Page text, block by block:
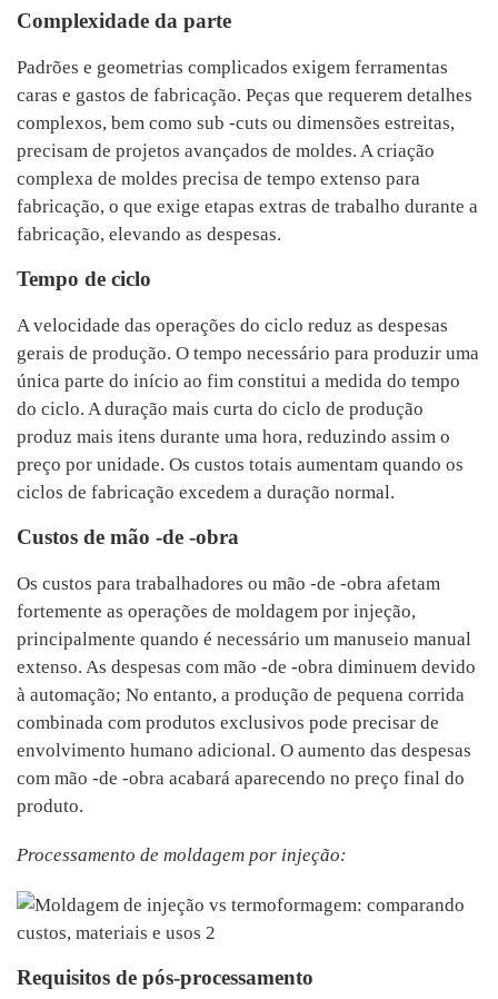
Complexidade da parte
Padrões e geometrias complicados exigem ferramentas
caras e gastos de fabricação. Peças que requerem detalhes
complexos, bem como sub -cuts ou dimensões estreitas,
precisam de projetos avançados de moldes. A criação
complexa de moldes precisa de tempo extenso para
fabricação, o que exige etapas extras de trabalho durante a
fabricação, elevando as despesas.
Tempo de ciclo
A velocidade das operações do ciclo reduz as despesas
gerais de produção. O tempo necessário para produzir uma
única parte do início ao fim constitui a medida do tempo
do ciclo. A duração mais curta do ciclo de produção
produz mais itens durante uma hora, reduzindo assim o
preço por unidade. Os custos totais aumentam quando os
ciclos de fabricação excedem a duração normal.
Custos de mão -de -obra
Os custos para trabalhadores ou mão -de -obra afetam
fortemente as operações de moldagem por injeção,
principalmente quando é necessário um manuseio manual
extenso. As despesas com mão -de -obra diminuem devido
à automação; No entanto, a produção de pequena corrida
combinada com produtos exclusivos pode precisar de
envolvimento humano adicional. O aumento das despesas
com mão -de -obra acabará aparecendo no preço final do
produto.
Processamento de moldagem por injeção:
Requisitos de pós-processamento